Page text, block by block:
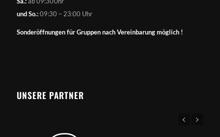
und So.:09:30 – 23:00 Uhr
Sonderöffnungen für Gruppen nach Vereinbarung möglich !
UNSERE PARTNER